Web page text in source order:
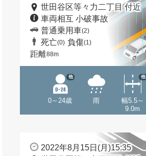
世田谷区等々力二丁目 付近
車両相互 小破事故
普通乗用車(2)
死亡(0) 負傷(1)
距離88m
0～24歳
他
雨
幅5.5～
9.0m
他
2022年8月15日(月)15:35